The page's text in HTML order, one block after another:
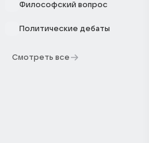
Философский вопрос
Политические дебаты
Смотреть все